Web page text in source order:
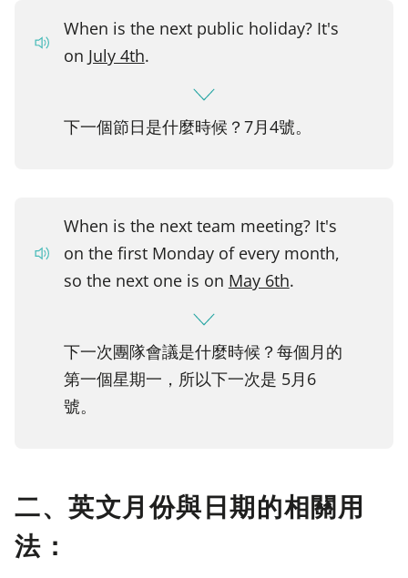
When is the next public holiday? It's
on July 4th.
下一個節日是什麼時候？7月4號。
When is the next team meeting? It's
on the first Monday of every month,
so the next one is on May 6th.
下一次團隊會議是什麼時候？每個月的
第一個星期一，所以下一次是 5月6
號。
二、英文月份與日期的相關用
法 ：